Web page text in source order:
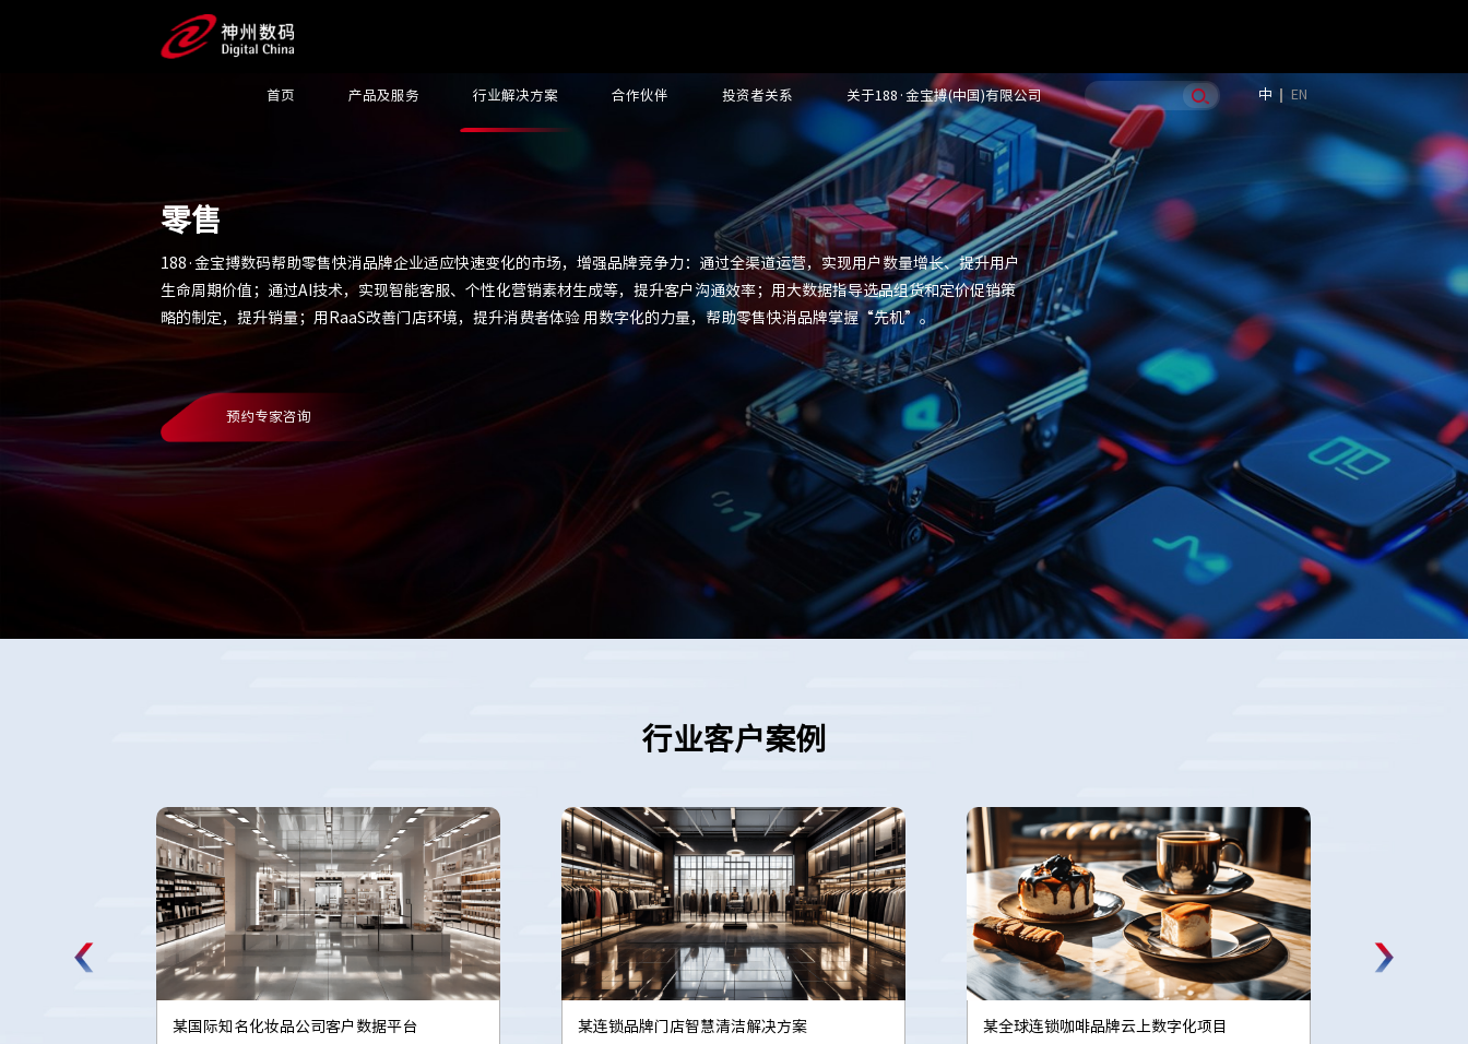
首页 产品及服务 行业解决方案 合作伙伴 投资者关系 关于188·金宝搏(中国)有限公司 中 EN
零售
188·金宝搏数码帮助零售快消品牌企业适应快速变化的市场，增强品牌竞争力：通过全渠道运营，实现用户数量增长、提升用户
生命周期价值；通过AI技术，实现智能客服、个性化营销素材生成等，提升客户沟通效率；用大数据指导选品组货和定价促销策
略的制定，提升销量；用RaaS改善门店环境，提升消费者体验 用数字化的力量，帮助零售快消品牌掌握“先机”。
预约专家咨询
行业客户案例
某全球连锁咖啡品牌云上数字化项目 某电商平台会员类商家识别项目 某国际知名体育用品公司客户数据平台